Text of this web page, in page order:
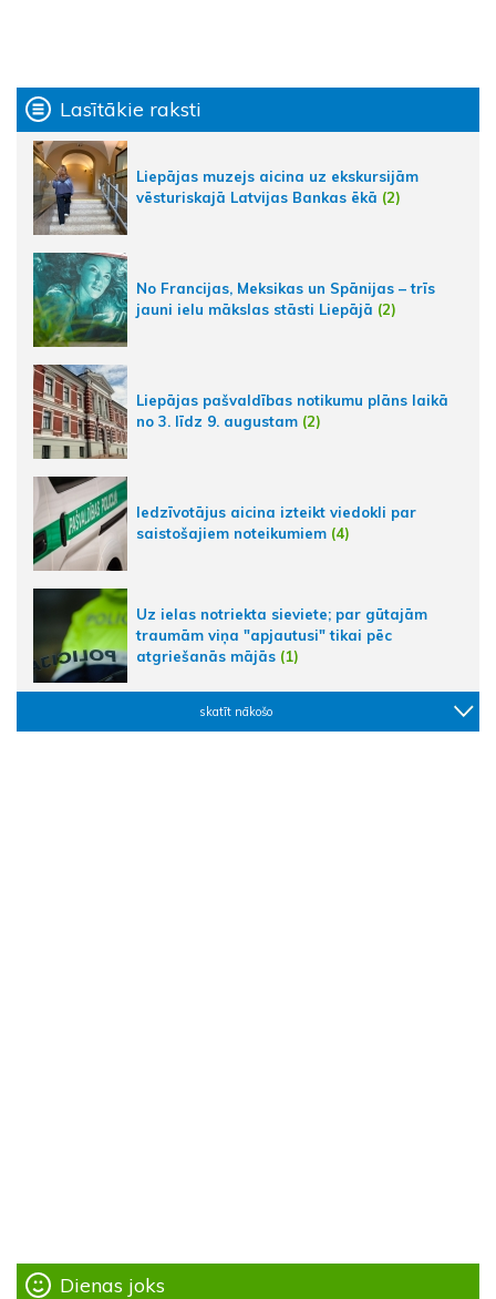
Lasītākie raksti
Liepājas muzejs aicina uz ekskursijām
vēsturiskajā Latvijas Bankas ēkā (2)
No Francijas, Meksikas un Spānijas – trīs
jauni ielu mākslas stāsti Liepājā (2)
Liepājas pašvaldības notikumu plāns laikā
no 3. līdz 9. augustam (2)
Iedzīvotājus aicina izteikt viedokli par
saistošajiem noteikumiem (4)
Uz ielas notriekta sieviete; par gūtajām
traumām viņa "apjautusi" tikai pēc
atgriešanās mājās (1)
skatīt nākošo
Dienas joks